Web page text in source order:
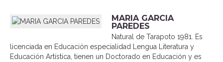
MARIA GARCIA
PAREDES
Natural de Tarapoto 1981. Es
licenciada en Educación especialidad Lengua Literatura y
Educación Artística, tienen un Doctorado en Educación y es